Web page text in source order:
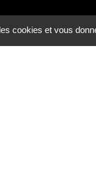
cookies et vous